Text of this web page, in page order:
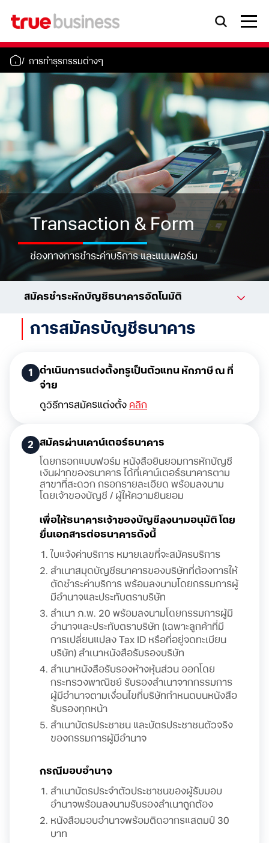
การทำธุรกรรมต่างๆ
Transaction & Form
ช่องทางการชำระค่าบริการ และแบบฟอร์ม
สมัครชำระหักบัญชีธนาคารอัตโนมัติ
การสมัครบัญชีธนาคาร
1 ดำเนินการแต่งตั้งทรูเป็นตัวแทน หักภาษี ณ ที่
จ่าย
ดูวิธีการสมัครแต่งตั้งคลิก
2 สมัครผ่านเคาน์เตอร์ธนาคาร
โดยกรอกแบบฟอร์ม หนังสือยินยอมการหักบัญชี
เงินฝากของธนาคาร ได้ที่เคาน์เตอร์ธนาคารตาม
สาขาที่สะดวก กรอกรายละเอียด พร้อมลงนาม
โดยเจ้าของบัญชี / ผู้ให้ความยินยอม
เพื่อให้ธนาคารเจ้าของบัญชีลงนามอนุมัติ โดย
ยื่นเอกสารต่อธนาคารดังนี้
ใบแจ้งค่าบริการ หมายเลขที่จะสมัครบริการ
สำเนาสมุดบัญชีธนาคารของบริษัทที่ต้องการให้
ตัดชำระค่าบริการ พร้อมลงนามโดยกรรมการผู้
มีอำนาจและประทับตราบริษัท
สำเนา ภ.พ. 20 พร้อมลงนามโดยกรรมการผู้มี
อำนาจและประทับตราบริษัท (เฉพาะลูกค้าที่มี
การเปลี่ยนแปลง Tax ID หรือที่อยู่จดทะเบียน
บริษัท) สำเนาหนังสือรับรองบริษัท
สำเนาหนังสือรับรองห้างหุ้นส่วน ออกโดย
กระทรวงพาณิชย์ รับรองสำเนาจากกรรมการ
ผู้มีอำนาจตามเงื่อนไขที่บริษัทกำหนดบนหนังสือ
รับรองทุกหน้า
สำเนาบัตรประชาชน และบัตรประชาชนตัวจริง
ของกรรมการผู้มีอำนาจ
กรณีมอบอำนาจ
สำเนาบัตรประจำตัวประชาชนของผู้รับมอบ
อำนาจพร้อมลงนามรับรองสำเนาถูกต้อง
หนังสือมอบอำนาจพร้อมติดอากรแสตมป์ 30
บาท